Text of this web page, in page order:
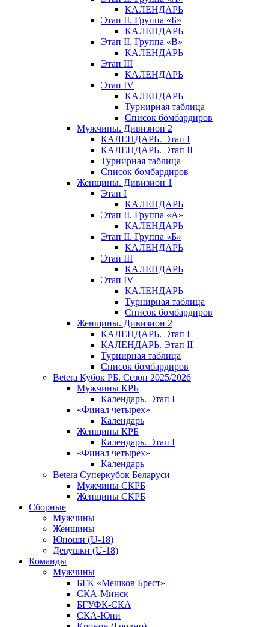
КАЛЕНДАРЬ
Этап II. Группа «Б»
КАЛЕНДАРЬ
Этап II. Группа «В»
КАЛЕНДАРЬ
Этап III
КАЛЕНДАРЬ
Этап IV
КАЛЕНДАРЬ
Турнирная таблица
Список бомбардиров
Мужчины. Дивизион 2
КАЛЕНДАРЬ. Этап I
КАЛЕНДАРЬ. Этап II
Турнирная таблица
Список бомбардиров
Женщины. Дивизион 1
Этап I
КАЛЕНДАРЬ
Этап II. Группа «А»
КАЛЕНДАРЬ
Этап II. Группа «Б»
КАЛЕНДАРЬ
Этап III
КАЛЕНДАРЬ
Этап IV
КАЛЕНДАРЬ
Турнирная таблица
Список бомбардиров
Женщины. Дивизион 2
КАЛЕНДАРЬ. Этап I
КАЛЕНДАРЬ. Этап II
Турнирная таблица
Список бомбардиров
Betera Кубок РБ. Сезон 2025/2026
Мужчины КРБ
Календарь. Этап I
«Финал четырех»
Календарь
Женщины КРБ
Календарь. Этап I
«Финал четырех»
Календарь
Betera Суперкубок Беларуси
Мужчины СКРБ
Женщины СКРБ
Сборные
Мужчины
Женщины
Юноши (U-18)
Девушки (U-18)
Команды
Мужчины
БГК «Мешков Брест»
СКА-Минск
БГУФК-СКА
СКА-Юни